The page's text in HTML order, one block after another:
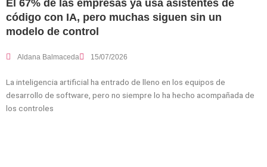
El 67% de las empresas ya usa asistentes de
código con IA, pero muchas siguen sin un
modelo de control
Aldana Balmaceda 15/07/2026
La inteligencia artificial ha entrado de lleno en los equipos de
desarrollo de software, pero no siempre lo ha hecho acompañada de
los controles